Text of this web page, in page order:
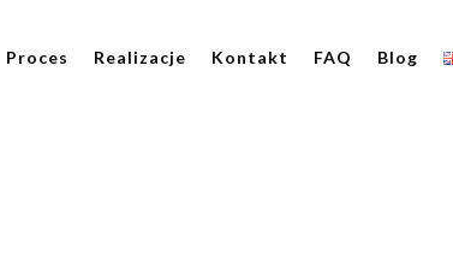
Proces Realizacje Kontakt FAQ Blog